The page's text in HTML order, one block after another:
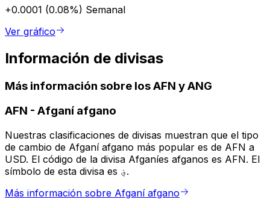
+0.0001 (0.08%) Semanal
Ver gráfico
Información de divisas
Más información sobre los AFN y ANG
AFN - Afganí afgano
Nuestras clasificaciones de divisas muestran que el tipo
de cambio de Afganí afgano más popular es de AFN a
USD. El código de la divisa Afganíes afganos es AFN. El
símbolo de esta divisa es ؋.
Más información sobre Afganí afgano